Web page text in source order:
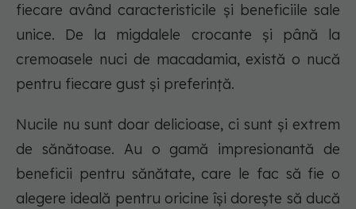
fiecare având caracteristicile și beneficiile sale
unice. De la migdalele crocante și până la
cremoasele nuci de macadamia, există o nucă
pentru fiecare gust și preferință.
Nucile nu sunt doar delicioase, ci sunt și extrem
de sănătoase. Au o gamă impresionantă de
beneficii pentru sănătate, care le fac să fie o
alegere ideală pentru oricine își dorește să ducă